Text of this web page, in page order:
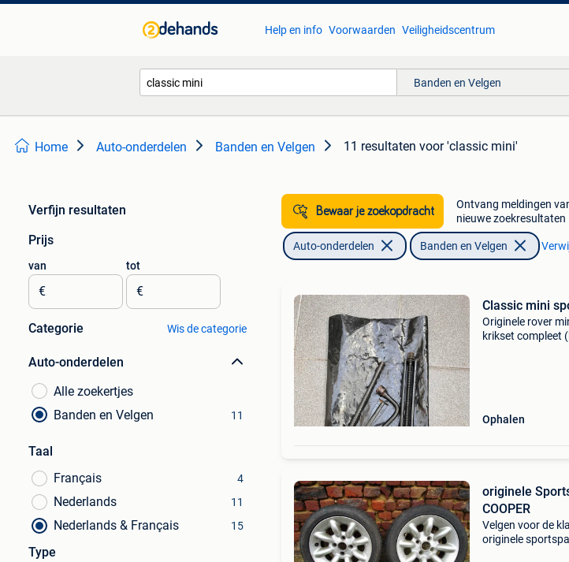
Help en info Voorwaarden Veiligheidscentrum
Banden en Velgen
Home Auto-onderdelen Banden en Velgen 11 resultaten voor 'classic mini'
Verfijn resultaten
Prijs
van
€
tot
€
Categorie Wis de categorie
Auto-onderdelen
Alle zoekertjes
Banden en Velgen
11
Taal
Français
4
Nederlands 11
Nederlands & Français 15
Type
Bewaar je zoekopdracht
Ontvang meldingen
nieuwe zoekresultaten
Auto-onderdelen Banden en Velgen
Classic mini
Originele rover
krikset compleet
Ophalen
originele
COOPER
Velgen voor de
originele